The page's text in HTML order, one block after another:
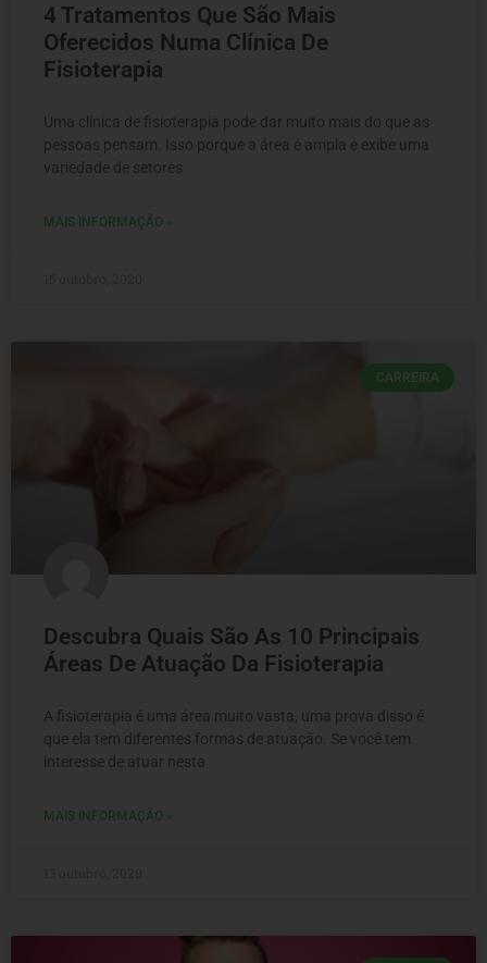
4 Tratamentos Que São Mais
Oferecidos Numa Clínica De
Fisioterapia
Uma clínica de fisioterapia pode dar muito mais do que as
pessoas pensam. Isso porque a área é ampla e exibe uma
variedade de setores
MAIS INFORMAÇÃO »
CARREIRA
Descubra Quais São As 10 Principais
Áreas De Atuação Da Fisioterapia
A fisioterapia é uma área muito vasta, uma prova disso é
que ela tem diferentes formas de atuação. Se você tem
interesse de atuar nesta
MAIS INFORMAÇÃO »